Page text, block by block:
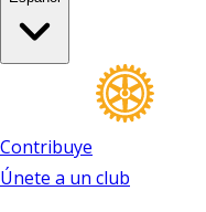
Contribuye
Únete a un club